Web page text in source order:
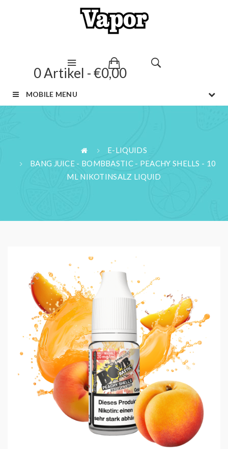
0 Artikel - €0,00
MOBILE MENU
E-LIQUIDS
BANG JUICE - BOMBBASTIC - PEACHY SHELLS - 10
ML NIKOTINSALZ LIQUID